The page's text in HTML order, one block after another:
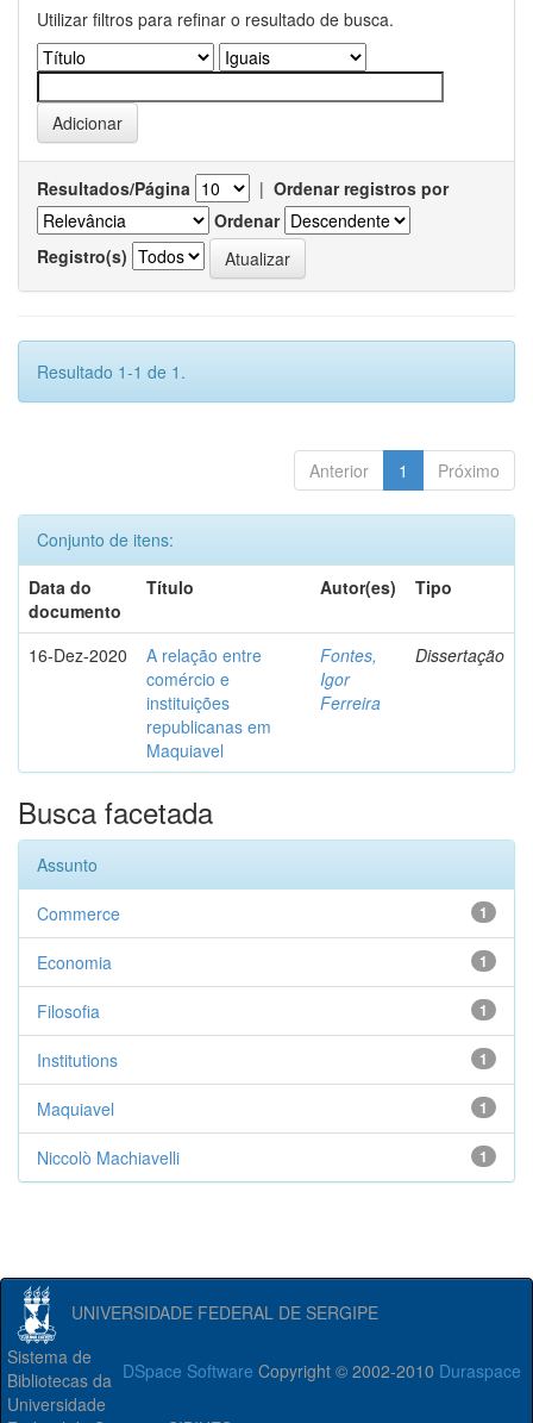
Utilizar filtros para refinar o resultado de busca.
Resultados/Página | Ordenar registros por
Ordenar
Registro(s)
Resultado 1-1 de 1.
Anterior 1 Próximo
Conjunto de itens:
Data do
documento
Título Autor(es) Tipo
16-Dez-2020
A relação entre
comércio e
instituições
republicanas em
Maquiavel
Fontes,
Igor
Ferreira
Dissertação
Busca facetada
Assunto
1
Commerce
1
Economia
1
Filosofia
1
Institutions
1
Maquiavel
1
Niccolò Machiavelli
UNIVERSIDADE FEDERAL DE SERGIPE
DSpace Software Copyright © 2002-2010 Duraspace
Sistema de
Bibliotecas da
Universidade